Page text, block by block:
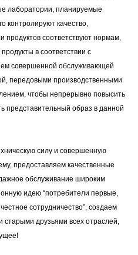
лаборатории, планируемые
контролируют качество,
продуктов соответствуют нормам,
в соответствии с
совершенной обслуживающей
передовыми производственными
чтобы непрерывно повысить
представительный образ в данной
силу и совершенную
предоставляем качественные
обслуживание широким
идею “потребители первые,
сотрудничество”, создаем
старыми друзьями всех отраслей,